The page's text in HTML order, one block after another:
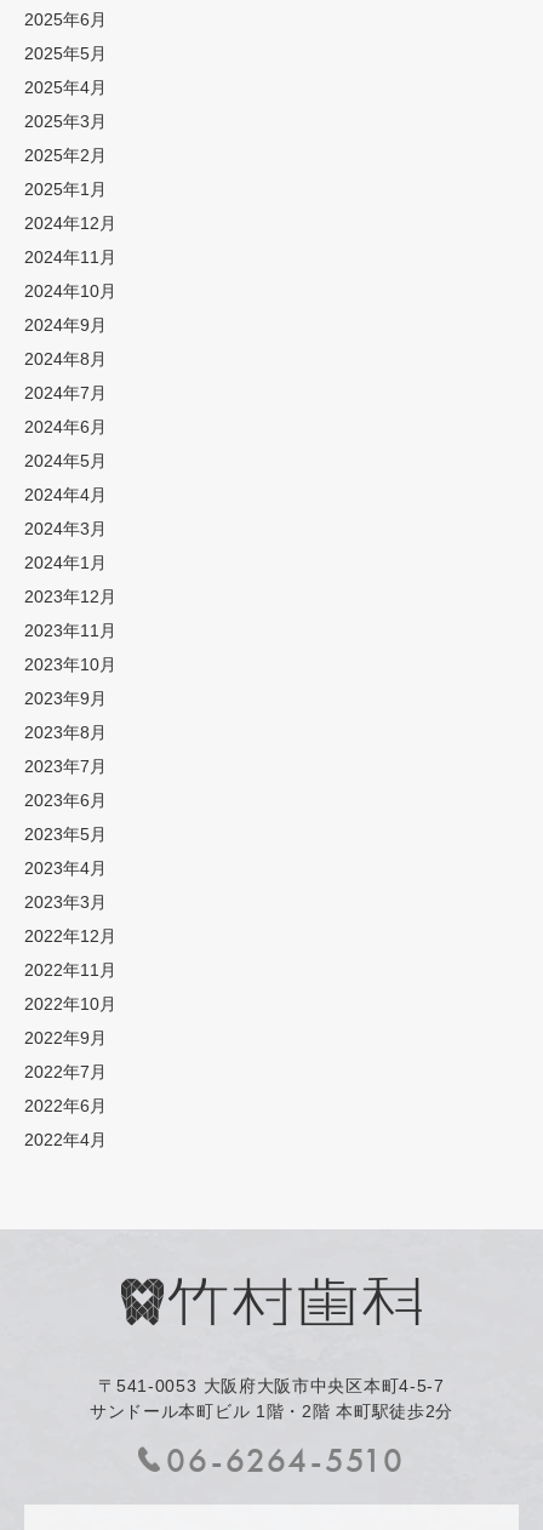
2025年6月
2025年5月
2025年4月
2025年3月
2025年2月
2025年1月
2024年12月
2024年11月
2024年10月
2024年9月
2024年8月
2024年7月
2024年6月
2024年5月
2024年4月
2024年3月
2024年1月
2023年12月
2023年11月
2023年10月
2023年9月
2023年8月
2023年7月
2023年6月
2023年5月
2023年4月
2023年3月
2022年12月
2022年11月
2022年10月
2022年9月
2022年7月
2022年6月
2022年4月
〒541-0053 大阪府大阪市中央区本町4-5-7
サンドール本町ビル 1階・2階 本町駅徒歩2分
06-6264-5510